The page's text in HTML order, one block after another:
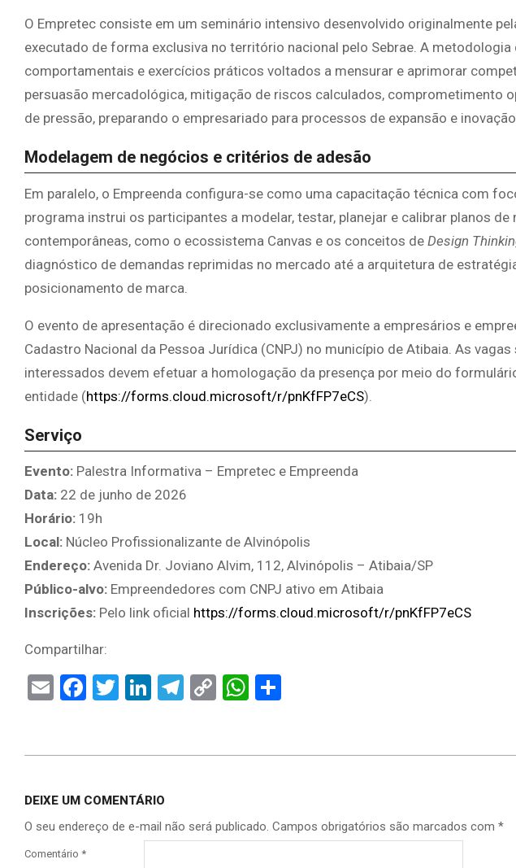
O Empretec consiste em um seminário intensivo desenvolvido originalmente
executado de forma exclusiva no território nacional pelo Sebrae. A
comportamentais e exercícios práticos voltados a mensurar e aprimorar
persuasão mercadológica, mitigação de riscos calculados, comprometimento
de pressão, preparando o empresariado para processos de expansão e
Modelagem de negócios e critérios de adesão
Em paralelo, o Empreenda configura-se como uma capacitação técnica com
programa instrui os participantes a modelar, testar, planejar e calibrar planos
contemporâneas, como o ecossistema Canvas e os conceitos de Design
diagnóstico de demandas reprimidas no mercado até a arquitetura de
posicionamento de marca.
O evento de apresentação é direcionado exclusivamente a empresários e
Cadastro Nacional da Pessoa Jurídica (CNPJ) no município de Atibaia. As
interessados devem efetuar a homologação da presença por meio do
entidade (https://forms.cloud.microsoft/r/pnKfFP7eCS).
Serviço
Evento: Palestra Informativa – Empretec e Empreenda
Data: 22 de junho de 2026
Horário: 19h
Local: Núcleo Profissionalizante de Alvinópolis
Endereço: Avenida Dr. Joviano Alvim, 112, Alvinópolis – Atibaia/SP
Público-alvo: Empreendedores com CNPJ ativo em Atibaia
Inscrições: Pelo link oficial https://forms.cloud.microsoft/r/pnKfFP7eCS
Compartilhar:
EmailFacebook
Twitter
LinkedIn
Telegram
CopyWhatsApp
17
DEIXE UM COMENTÁRIO
O seu endereço de e-mail não será publicado. Campos obrigatórios são marcados com *
Comentário *